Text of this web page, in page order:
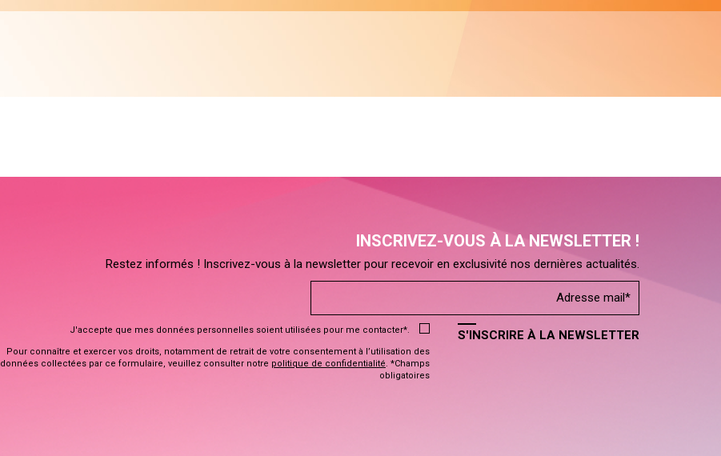
INSCRIVEZ-VOUS À LA NEWSLETTER !
Restez informés ! Inscrivez-vous à la newsletter pour recevoir en exclusivité nos dernières actualités.
J'accepte que mes données personnelles soient utilisées pour me contacter*.
Pour connaître et exercer vos droits, notamment de retrait de votre consentement à l’utilisation des
données collectées par ce formulaire, veuillez consulter notre politique de confidentialité. *Champs
obligatoires
S'INSCRIRE À LA NEWSLETTER